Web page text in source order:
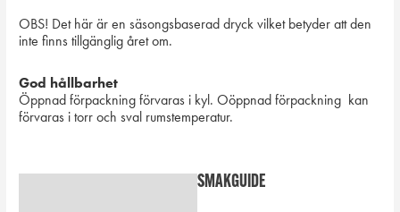
OBS! Det här är en säsongsbaserad dryck vilket betyder att den
inte finns tillgänglig året om.
God hållbarhet
Öppnad förpackning förvaras i kyl. Oöppnad förpackning kan
förvaras i torr och sval rumstemperatur.
SMAKGUIDE